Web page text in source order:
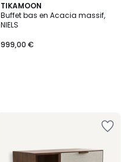
TIKAMOON
Buffet bas en Acacia massif,
NIELS
999,00 €